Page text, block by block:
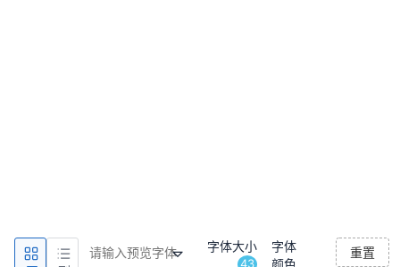
字体大小
43
字体
颜色
重置